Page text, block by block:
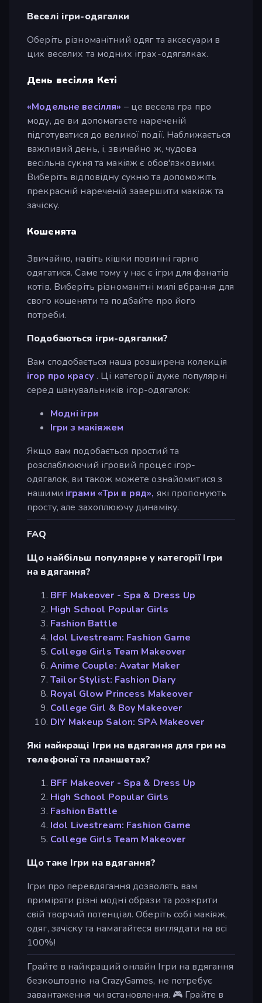
Веселі ігри-одягалки
Оберіть різноманітний одяг та аксесуари в
цих веселих та модних іграх-одягалках.
День весілля Кеті
«Модельне весілля» – це весела гра про
моду, де ви допомагаєте нареченій
підготуватися до великої події. Наближається
важливий день, і, звичайно ж, чудова
весільна сукня та макіяж є обов'язковими.
Виберіть відповідну сукню та допоможіть
прекрасній нареченій завершити макіяж та
зачіску.
Кошенята
Звичайно, навіть кішки повинні гарно
одягатися. Саме тому у нас є ігри для фанатів
котів. Виберіть різноманітні милі вбрання для
свого кошеняти та подбайте про його
потреби.
Подобаються ігри-одягалки?
Вам сподобається наша розширена колекція
ігор про красу . Ці категорії дуже популярні
серед шанувальників ігор-одягалок:
Модні ігри
Ігри з макіяжем
Якщо вам подобається простий та
розслаблюючий ігровий процес ігор-
одягалок, ви також можете ознайомитися з
нашими іграми «Три в ряд», які пропонують
просту, але захоплюючу динаміку.
FAQ
Що найбільш популярне у категорії Ігри
на вдягання?
BFF Makeover - Spa & Dress Up
High School Popular Girls
Fashion Battle
Idol Livestream: Fashion Game
College Girls Team Makeover
Anime Couple: Avatar Maker
Tailor Stylist: Fashion Diary
Royal Glow Princess Makeover
College Girl & Boy Makeover
DIY Makeup Salon: SPA Makeover
Які найкращі Ігри на вдягання для гри на
телефонаї та планшетах?
BFF Makeover - Spa & Dress Up
High School Popular Girls
Fashion Battle
Idol Livestream: Fashion Game
College Girls Team Makeover
Що таке Ігри на вдягання?
Ігри про перевдягання дозволять вам
приміряти різні модні образи та розкрити
свій творчий потенціал. Оберіть собі макіяж,
одяг, зачіску та намагайтеся виглядати на всі
100%!
Грайте в найкращий онлайн Ігри на вдягання
безкоштовно на CrazyGames, не потребує
завантаження чи встановлення. 🎮 Грайте в